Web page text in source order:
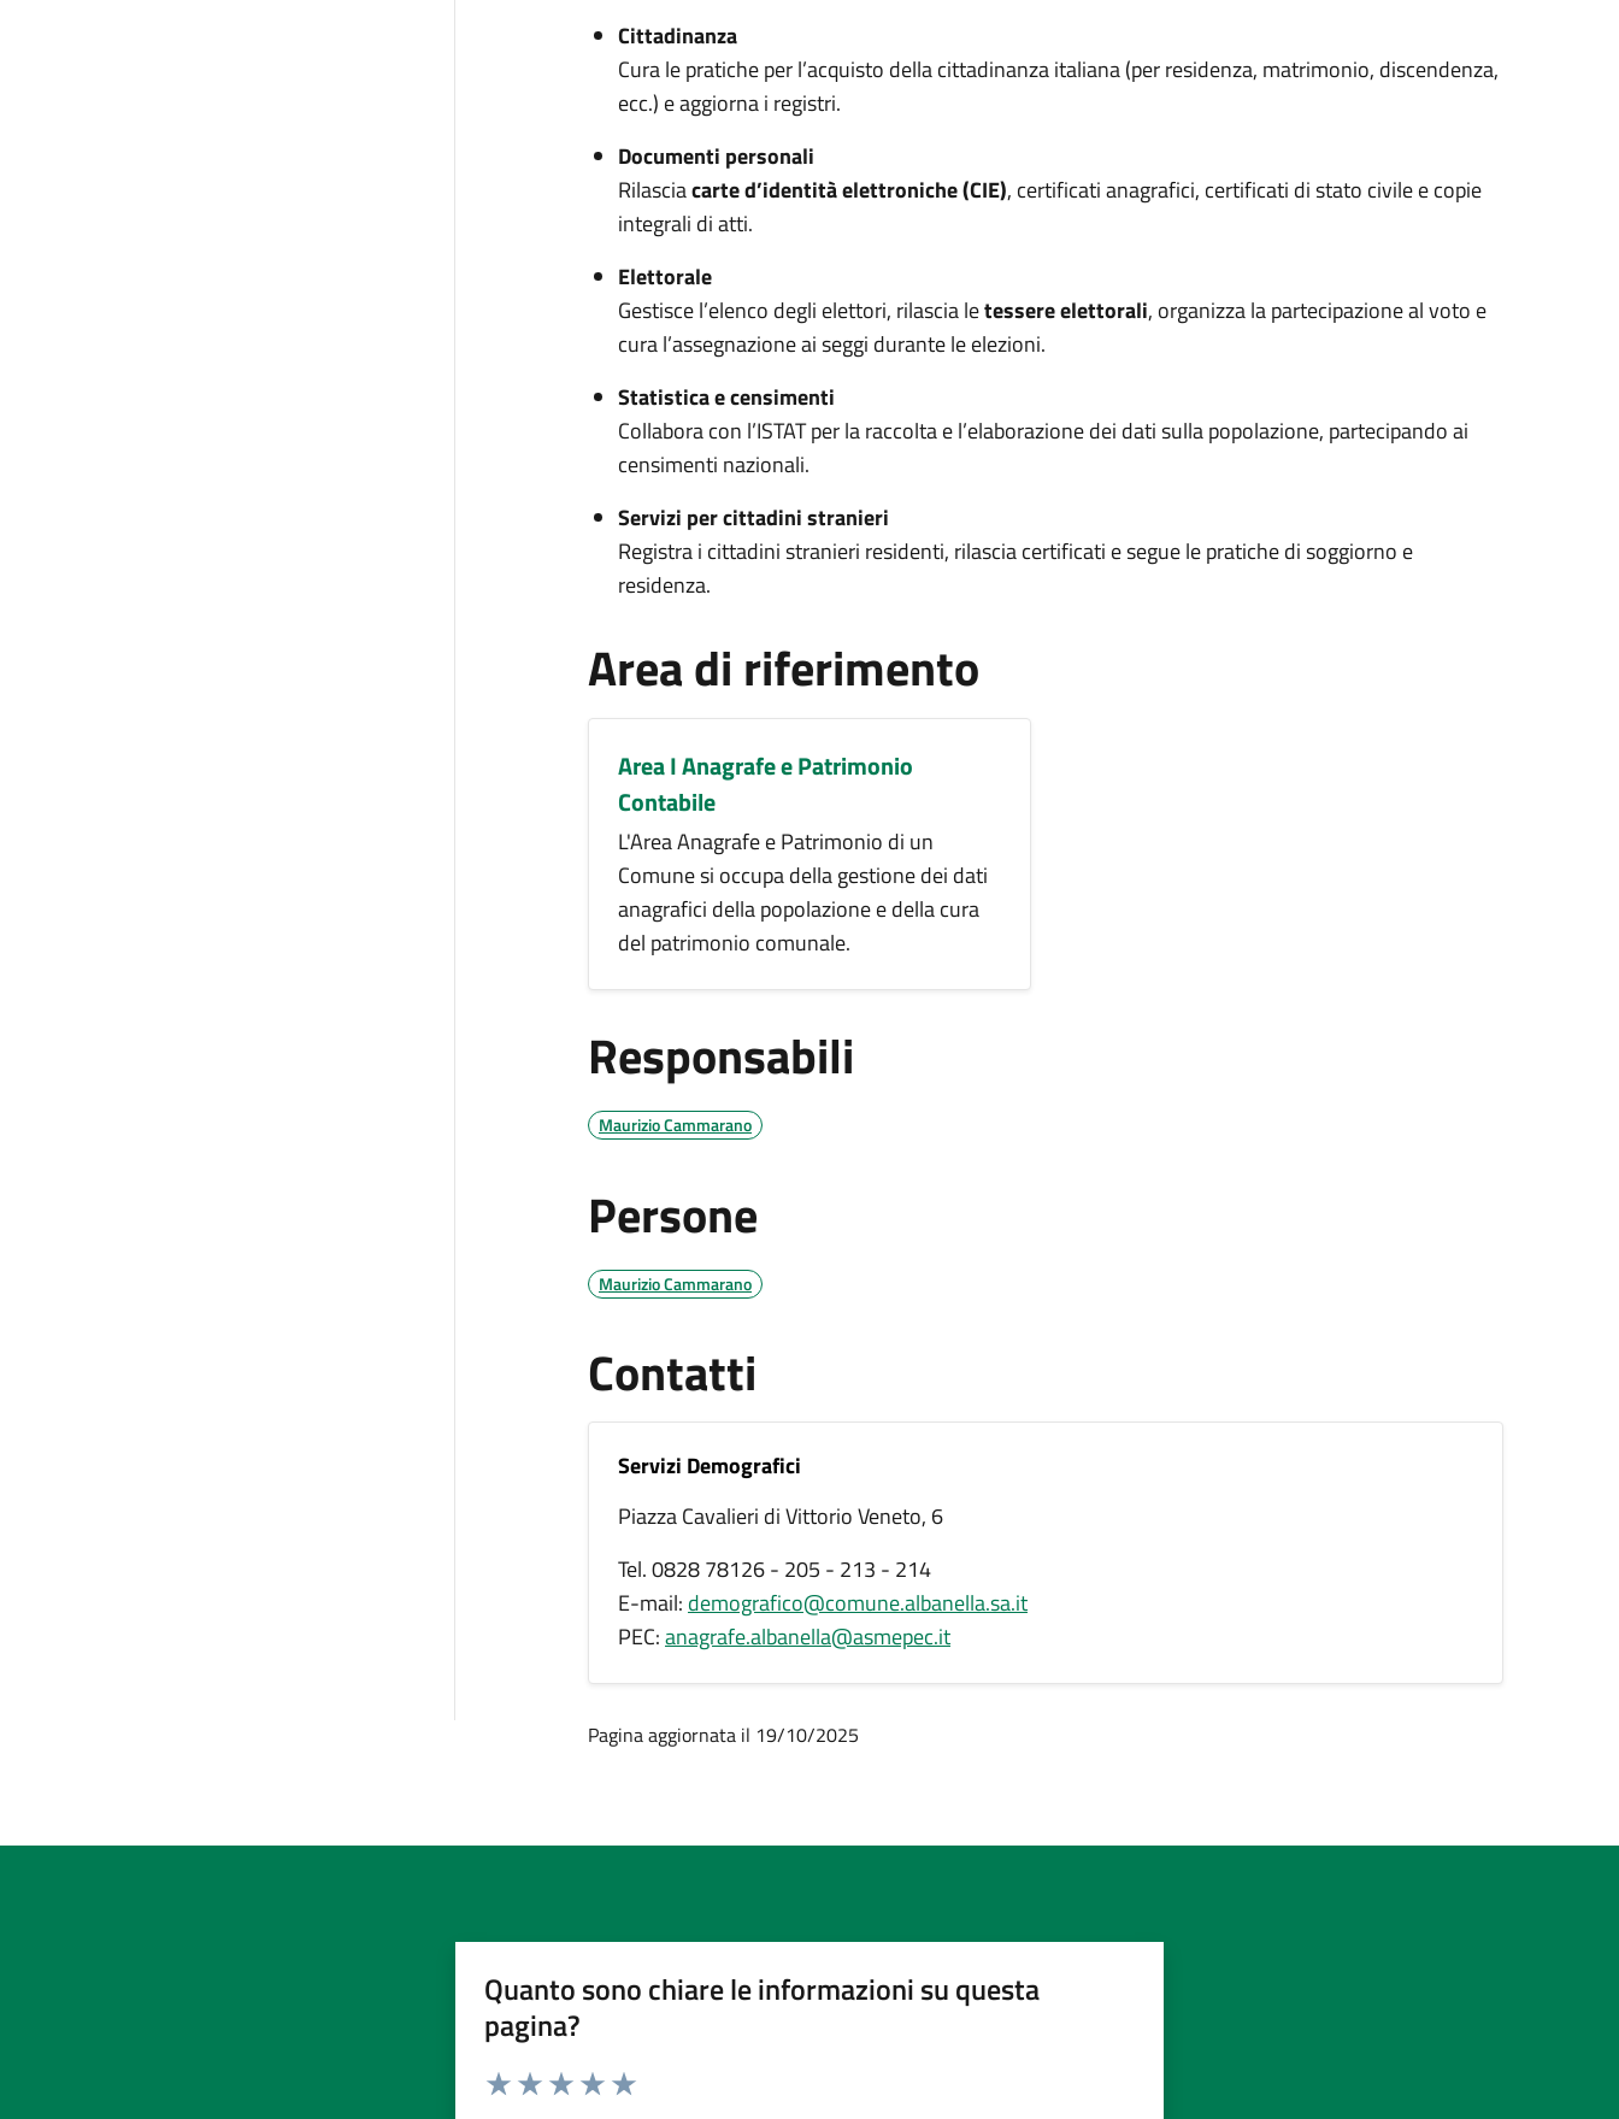
Cittadinanza
Cura le pratiche per l’acquisto della cittadinanza italiana (per residenza, matrimonio, discendenza,
ecc.) e aggiorna i registri.
Documenti personali
Rilasciacarte d’identità elettroniche (CIE), certificati anagrafici, certificati di stato civile e copie
integrali di atti.
Elettorale
Gestisce l’elenco degli elettori, rilascia letessere elettorali, organizza la partecipazione al voto e
cura l’assegnazione ai seggi durante le elezioni.
Statistica e censimenti
Collabora con l’ISTAT per la raccolta e l’elaborazione dei dati sulla popolazione, partecipando ai
censimenti nazionali.
Servizi per cittadini stranieri
Registra i cittadini stranieri residenti, rilascia certificati e segue le pratiche di soggiorno e
residenza.
Area di riferimento
Area I Anagrafe e Patrimonio
Contabile
L'Area Anagrafe e Patrimonio di un
Comune si occupa della gestione dei dati
anagrafici della popolazione e della cura
del patrimonio comunale.
Responsabili
Maurizio Cammarano
Persone
Maurizio Cammarano
Contatti
Servizi Demografici
Piazza Cavalieri di Vittorio Veneto, 6
Tel. 0828 78126 - 205 - 213 - 214
E-mail: demografico@comune.albanella.sa.it
PEC:anagrafe.albanella@asmepec.it
Pagina aggiornata il 19/10/2025
Quanto sono chiare le informazioni su questa
pagina?